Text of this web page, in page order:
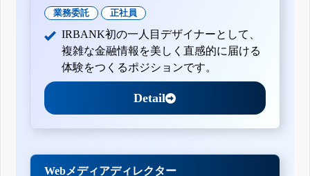
業務委託 正社員
IRBANK初の一人目デザイナーとして、
複雑な金融情報を美しく直感的に届ける
体験をつくるポジションです。
Detail
Webメディアディレクター